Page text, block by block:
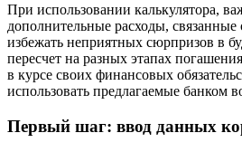
При использовании калькулятора,
дополнительные расходы, связанные
избежать неприятных сюрпризов в
пересчет на разных этапах
в курсе своих финансовых
использовать предлагаемые банком
Первый шаг: ввод данных